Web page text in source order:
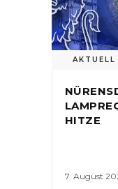
AKTUELL
HITZE
7. August